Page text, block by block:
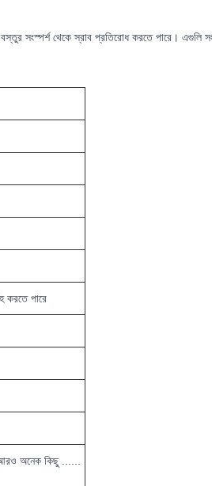
সংস্পর্শ থেকে স্রাব প্রতিরোধ করতে পারে। এগুলি
করতে পারে
অনেক কিছু ......